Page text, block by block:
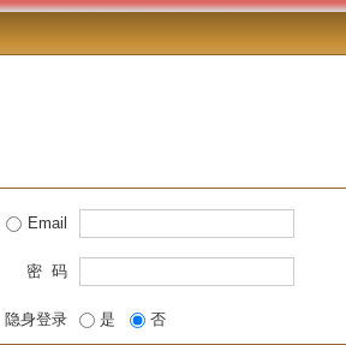
Email
密 码
隐身登录 是 否